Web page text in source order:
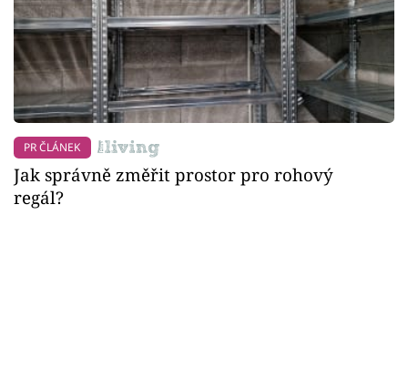
PR ČLÁNEK
Jak správně změřit prostor pro rohový
regál?